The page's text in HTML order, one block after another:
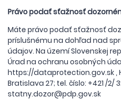
Právo podať sťažnosť
Máte právo podať sťažnosť
príslušnému na dohľad nad
údajov. Na území Slovenskej
Úrad na ochranu osobných
https://dataprotection.gov.sk,
Bratislava 27; tel. číslo: +421 /2/
statny.dozor@pdp.gov.sk